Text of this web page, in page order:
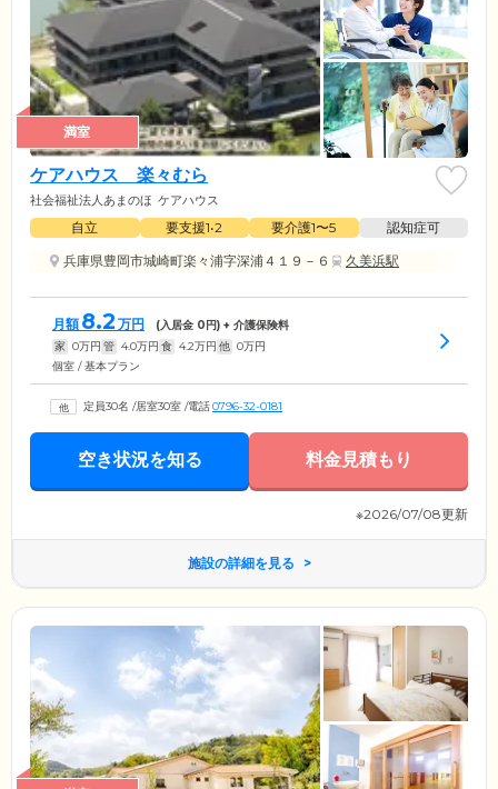
満室
ケアハウス 楽々むら
社会福祉法人あまのほ ケアハウス
自立 要支援1•2 要介護1〜5
認知症可
兵庫県豊岡市城崎町楽々浦字深浦４１９－６
久美浜駅
月額 8.2 万円 (入居金 0円) + 介護保険料
家 0万円 管 4.0万円 食 4.2万円 他 0万円
個室 / 基本プラン
定員30名 /居室30室 /電話0796-32-0181
空き状況を知る 料金見積もり
※2026/07/08更新
施設の詳細を見る